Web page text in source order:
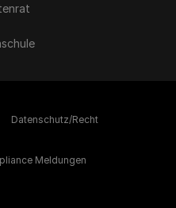
Datenschutz/Recht
Meldungen